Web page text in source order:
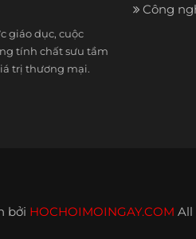
giáo dục, cuộc
tính chất sưu tầm
trị thương mại.
Công
bởi HOCHOIMOINGAY.COM All